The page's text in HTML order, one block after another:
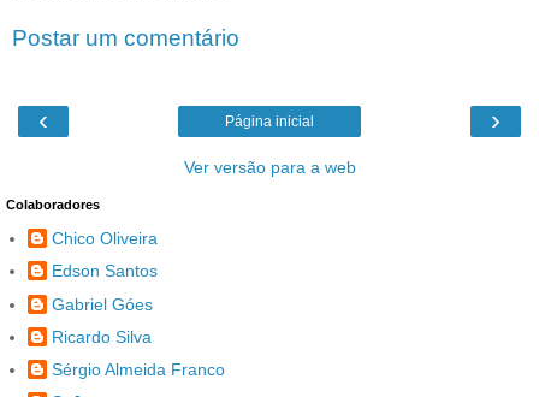
Postar um comentário
‹ ›
Página inicial
Ver versão para a web
Colaboradores
Chico Oliveira
Edson Santos
Gabriel Góes
Ricardo Silva
Sérgio Almeida Franco